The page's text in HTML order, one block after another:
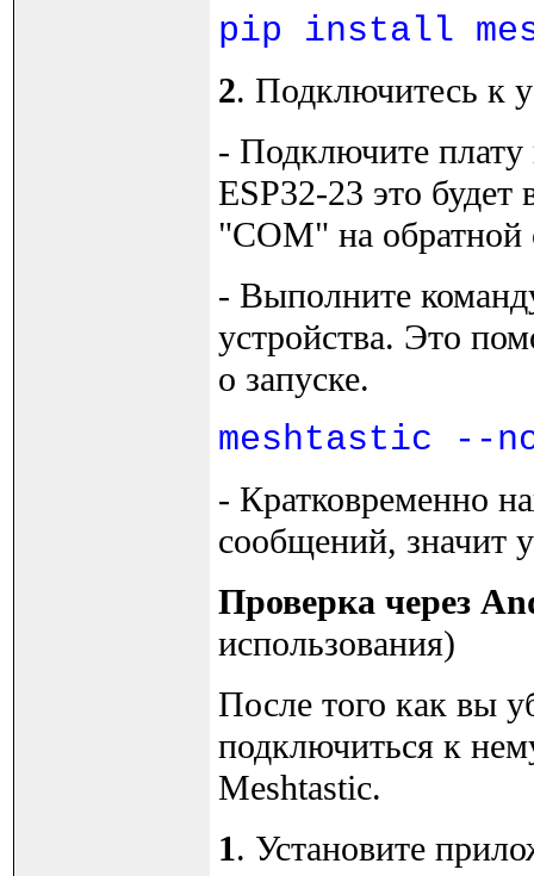
pip install
2. Подключитесь к
- Подключите
ESP32-23 это
"COM" на обратной
- Выполните
устройства. Это
о запуске.
meshtastic --
- Кратковременно
сообщений, значит
Проверка через
использования)
После того как вы
подключиться к
Meshtastic.
1. Установите